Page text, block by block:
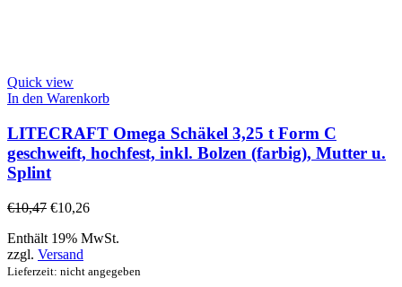
Quick view
In den Warenkorb
LITECRAFT Omega Schäkel 3,25 t Form C
geschweift, hochfest, inkl. Bolzen (farbig), Mutter u.
Splint
€10,47 €10,26
Enthält 19% MwSt.
zzgl. Versand
Lieferzeit: nicht angegeben